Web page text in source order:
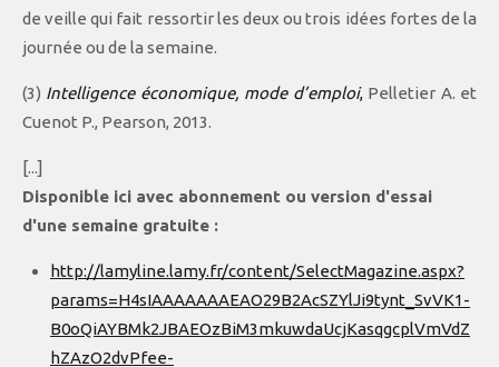
de veille qui fait ressortir les deux ou trois idées fortes de la
journée ou de la semaine.
(3) Intelligence économique, mode d’emploi,Pelletier A. et
Cuenot P., Pearson, 2013.
[...]
Disponible ici avec abonnement ou version d'essai
d'une semaine gratuite :
http://lamyline.lamy.fr/content/SelectMagazine.aspx?
params=H4sIAAAAAAAEAO29B2AcSZYlJi9tynt_SvVK1-
B0oQiAYBMk2JBAEOzBiM3mkuwdaUcjKasqgcplVmVdZ
hZAzO2dvPfee-